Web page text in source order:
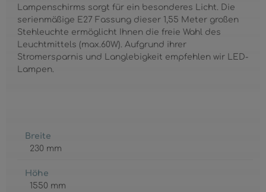
Lampenschirms sorgt für ein besonderes Licht. Die
serienmäßige E27 Fassung dieser 1,55 Meter großen
Stehleuchte ermöglicht Ihnen die freie Wahl des
Leuchtmittels (max.60W). Aufgrund ihrer
Stromersparnis und Langlebigkeit empfehlen wir LED-
Lampen.
Breite
230 mm
Höhe
1550 mm